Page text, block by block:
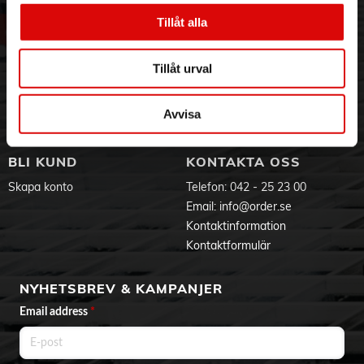
Tillåt alla
Tillåt urval
Avvisa
Hållbarhet
Aktuellt på Order
Service & Support
Ansökan om RMA
Godsefterlysning & Felleverans
Om cookies
BLI KUND
Skapa konto
KONTAKTA OSS
Telefon: 042 - 25 23 00
Email: info@order.se
Kontaktinformation
Kontaktformulär
NYHETSBREV & KAMPANJER
Email address *